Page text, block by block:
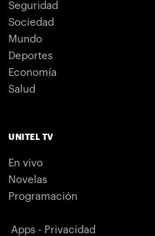
Seguridad
Sociedad
Mundo
Deportes
Economía
Salud
UNITEL TV
En vivo
Novelas
Programación
Apps - Privacidad